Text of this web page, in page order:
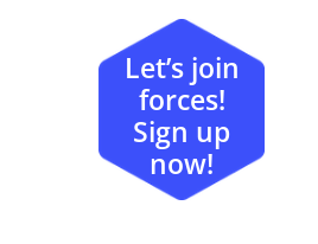
Let’s join
forces!
Sign up
now!